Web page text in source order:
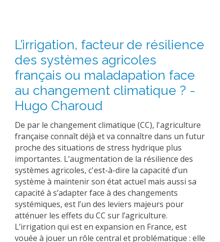
L’irrigation, facteur de résilience
des systèmes agricoles
français ou maladapation face
au changement climatique ? -
Hugo Charoud
De par le changement climatique (CC), l'agriculture
française connaît déjà et va connaître dans un futur
proche des situations de stress hydrique plus
importantes. L’augmentation de la résilience des
systèmes agricoles, c'est-à-dire la capacité d’un
système à maintenir son état actuel mais aussi sa
capacité à s’adapter face à des changements
systémiques, est l’un des leviers majeurs pour
atténuer les effets du CC sur l’agriculture.
L’irrigation qui est en expansion en France, est
vouée à jouer un rôle central et problématique : elle